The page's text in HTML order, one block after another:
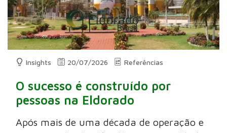
Insights 20/07/2026 Referências
O sucesso é construído por
pessoas na Eldorado
Após mais de uma década de operação e